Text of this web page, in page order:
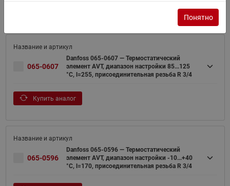
065-0607
Danfoss 065-0607 — Термостатический
элемент AVT, диапазон настройки 85...125
°С, l=255, присоединительная резьба R 3/4
Купить аналог
065-0596
Danfoss 065-0596 — Термостатический
элемент AVT, диапазон настройки -10...+40
°С, l=170, присоединительная резьба R 3/4
Понятно